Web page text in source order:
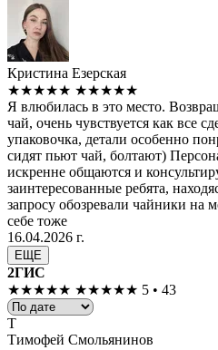
Кристина Езерская
★★★★★ ★★★★★
Я влюбилась в это место.
чай, очень чувствуется как все
упаковочка, детали особенно
сидят пьют чай, болтают)
искренне общаются и
заинтересованные ребята,
запросу обозревали чайники на
себе тоже
16.04.2026 г.
ЕЩЕ
2ГИС
★★★★★ ★★★★★ 5 • 43
Т
Тимофей Смольянинов